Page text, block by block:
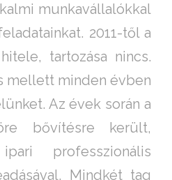
munkavállalókkal
2011-től a
tartozása nincs.
mellett minden évben
Az évek során a
bővítésre került,
professzionális
Mindkét tag